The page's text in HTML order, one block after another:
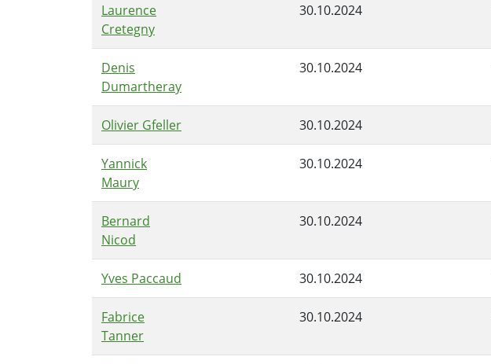
Laurence
Cretegny
30.10.2024
Denis
Dumartheray
30.10.2024
Olivier Gfeller 30.10.2024
Yannick
Maury
30.10.2024
Bernard
Nicod
30.10.2024
Yves Paccaud 30.10.2024
Fabrice
Tanner
30.10.2024